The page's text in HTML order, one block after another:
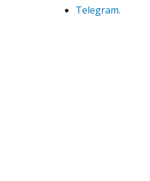
Telegram.